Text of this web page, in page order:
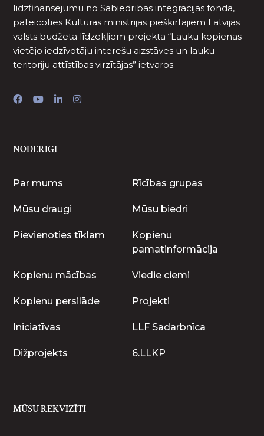
līdzfinansējumu no Sabiedrības integrācijas fonda,
pateicoties Kultūras ministrijas piešķirtajiem Latvijas
valsts budžeta līdzekļiem projekta “Lauku kopienas –
vietējo iedzīvotāju interešu aizstāves un lauku
teritoriju attīstības virzītājas” ietvaros.
NODERĪGI
Par mums Rīcības grupas
Mūsu draugi Mūsu biedri
Pievienoties tīklam
Kopienu
pamatinformācija
Kopienu mācības Viedie ciemi
Kopienu persilāde Projekti
Iniciatīvas LLF Sadarbnīca
Dižprojekts 6.LLKP
MŪSU REKVIZĪTI